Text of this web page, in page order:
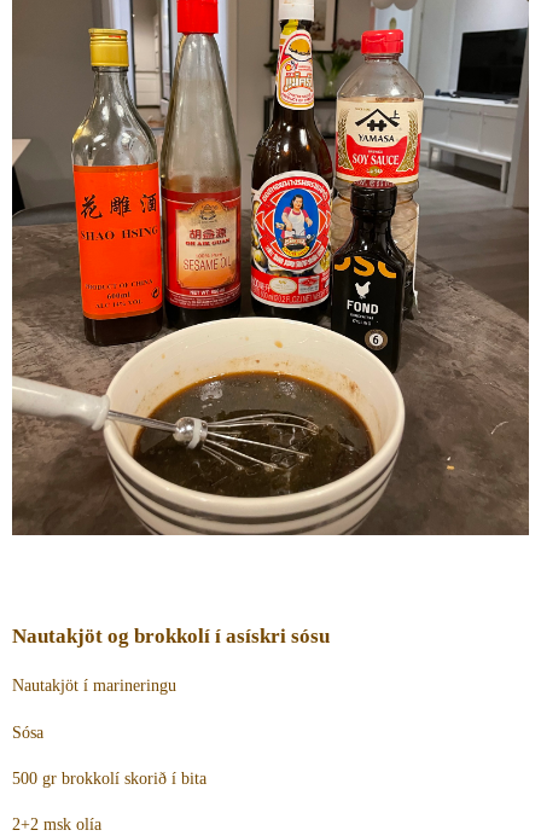
Nautakjöt og brokkolí í asískri sósu
Nautakjöt í marineringu
Sósa
500 gr brokkolí skorið í bita
2+2 msk olía